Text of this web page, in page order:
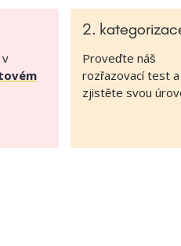
2.
Proveďte náš
rozřazovací test a
zjistěte svou